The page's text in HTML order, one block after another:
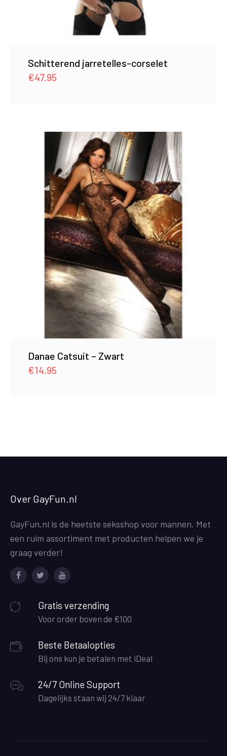
Schitterend jarretelles-corselet
€47.95
Danae Catsuit – Zwart
€14.95
Over GayFun.nl
GayFun.nl is de heetste seksshop voor mannen. Met
een ruim assortiment met producten helpen we je
graag verder!
Gratis verzending
Voor order boven de €100
Beste Betaalopties
Bij ons kun je betalen met iDeal
24/7 Online Support
Dagelijks staan wij 24/7 klaar